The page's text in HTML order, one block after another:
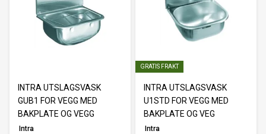
INTRA UTSLAGSVASK
GUB1 FOR VEGG MED
BAKPLATE OG VEGG
Intra
GRATIS FRAKT
INTRA UTSLAGSVASK
U1STD FOR VEGG MED
BAKPLATE OG VEG
Intra